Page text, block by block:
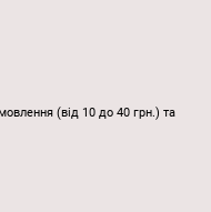
(від 10 до 40 грн.) та